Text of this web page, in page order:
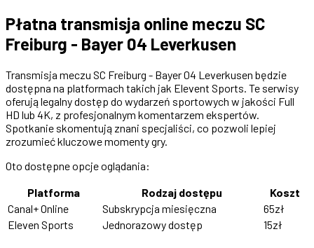
Płatna transmisja online meczu SC
Freiburg - Bayer 04 Leverkusen
Transmisja meczu SC Freiburg - Bayer 04 Leverkusen będzie
dostępna na platformach takich jak Elevent Sports. Te serwisy
oferują legalny dostęp do wydarzeń sportowych w jakości Full
HD lub 4K, z profesjonalnym komentarzem ekspertów.
Spotkanie skomentują znani specjaliści, co pozwoli lepiej
zrozumieć kluczowe momenty gry.
Oto dostępne opcje oglądania:
Platforma
Rodzaj dostępu
Koszt
Canal+ Online
Subskrypcja miesięczna
65zł
Eleven Sports
Jednorazowy dostęp
15zł